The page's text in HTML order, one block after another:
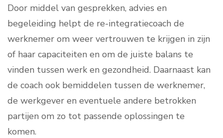
Door middel van gesprekken, advies en
begeleiding helpt de re-integratiecoach de
werknemer om weer vertrouwen te krijgen in zijn
of haar capaciteiten en om de juiste balans te
vinden tussen werk en gezondheid. Daarnaast kan
de coach ook bemiddelen tussen de werknemer,
de werkgever en eventuele andere betrokken
partijen om zo tot passende oplossingen te
komen.